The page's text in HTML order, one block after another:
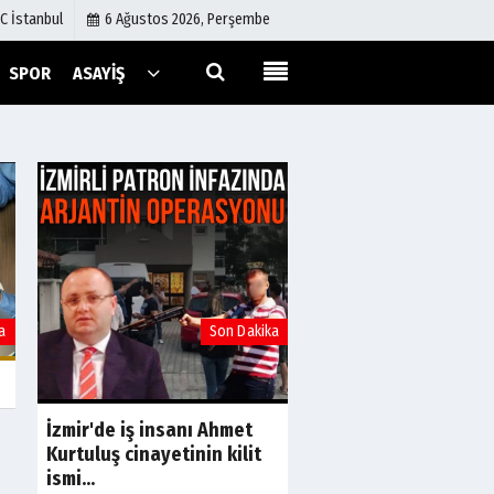
İstanbul 6 Ağustos 2026, Perşembe
SPOR ASAYIŞ
İletişim
Çerez Politikası
Gizlilik İlkeleri
Son Dakika
İzmir'de iş insanı Ahmet
Kurtuluş cinayetinin kilit
ismi...